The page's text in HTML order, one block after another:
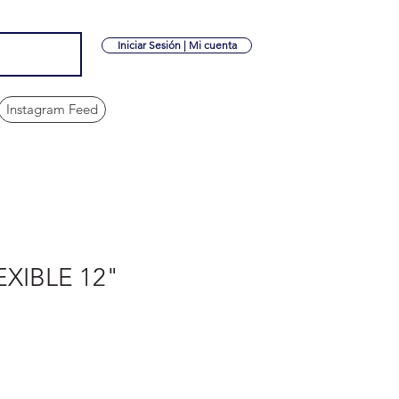
Iniciar Sesión | Mi cuenta
Instagram Feed
12"